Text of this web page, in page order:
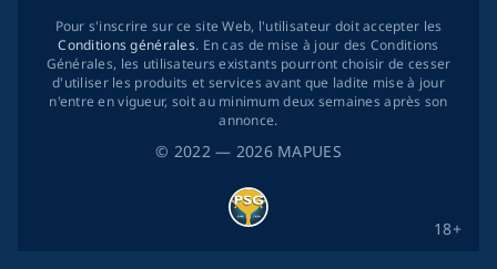
© 2022— 2026 MAPUES
18+
Pour s'inscrire sur ce site Web, l'utilisateur doit accepter les
Conditions générales. En cas de mise à jour des Conditions
Générales, les utilisateurs existants pourront choisir de cesser
d'utiliser les produits et services avant que ladite mise à jour
n'entre en vigueur, soit au minimum deux semaines après son
annonce.